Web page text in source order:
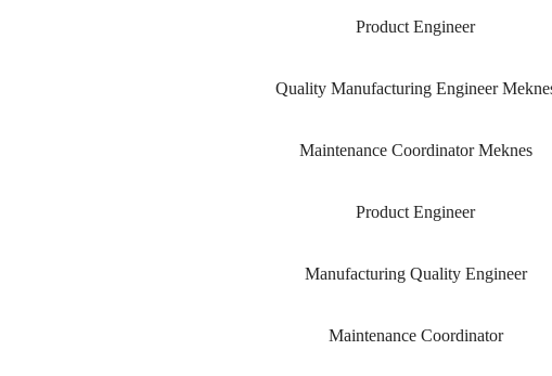
Product Engineer
Quality Manufacturing Engineer
Maintenance Coordinator Meknes
Product Engineer
Manufacturing Quality Engineer
Maintenance Coordinator